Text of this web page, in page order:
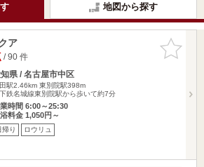
地図から探す
お気に入
りに追加
ア
/ 90 件
県 / 名古屋市中区
駅2.46km 東別院駅398m
鉄名城線東別院駅から歩いて約7分
時間 6:00～25:30
料金 1,050円～
帰り ロウリュ